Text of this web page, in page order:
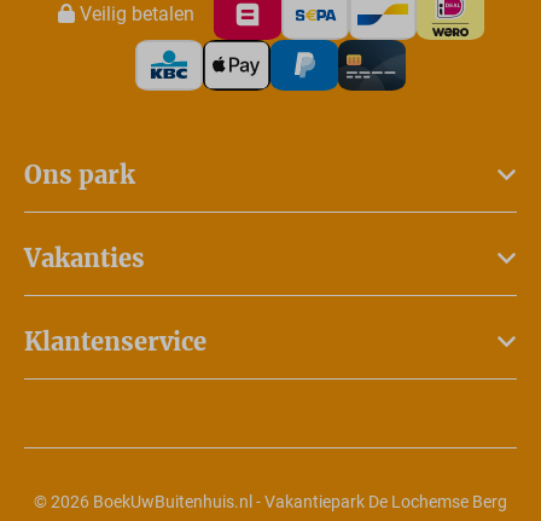
Veilig betalen
Ons park
Vakanties
Klantenservice
© 2026 BoekUwBuitenhuis.nl - Vakantiepark De Lochemse Berg